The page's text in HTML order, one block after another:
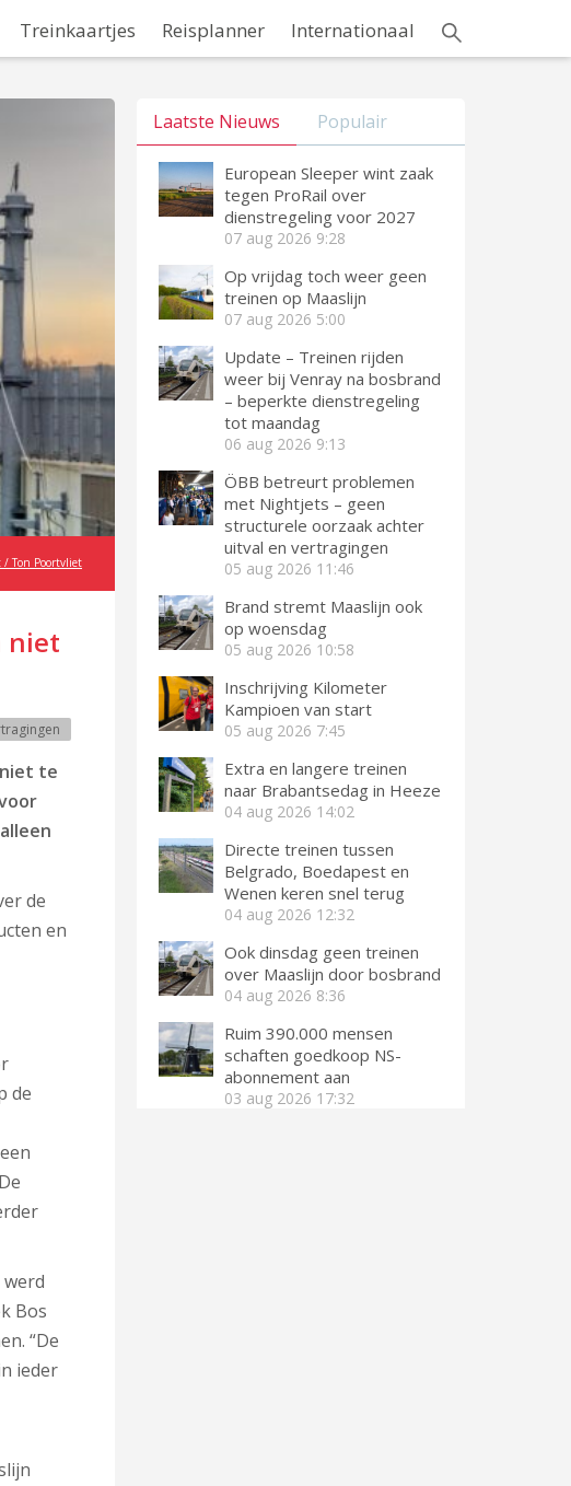
Treinkaartjes Reisplanner Internationaal
/ Ton Poortvliet
niet
te
de
en
de
Bos
“De
ieder
Laatste Nieuws Populair
European Sleeper wint zaak
tegen ProRail over
dienstregeling voor 2027
07 aug 2026 9:28
Op vrijdag toch weer geen
treinen op Maaslijn
07 aug 2026 5:00
Update – Treinen rijden
weer bij Venray na bosbrand
– beperkte dienstregeling
tot maandag
06 aug 2026 9:13
ÖBB betreurt problemen
met Nightjets – geen
structurele oorzaak achter
uitval en vertragingen
05 aug 2026 11:46
Brand stremt Maaslijn ook
op woensdag
05 aug 2026 10:58
Inschrijving Kilometer
Kampioen van start
05 aug 2026 7:45
Extra en langere treinen
naar Brabantsedag in Heeze
04 aug 2026 14:02
Directe treinen tussen
Belgrado, Boedapest en
Wenen keren snel terug
04 aug 2026 12:32
Ook dinsdag geen treinen
over Maaslijn door bosbrand
04 aug 2026 8:36
Ruim 390.000 mensen
schaften goedkoop NS-
abonnement aan
03 aug 2026 17:32